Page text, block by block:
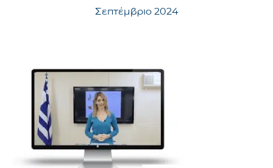
Σεπτέμβριο 2024